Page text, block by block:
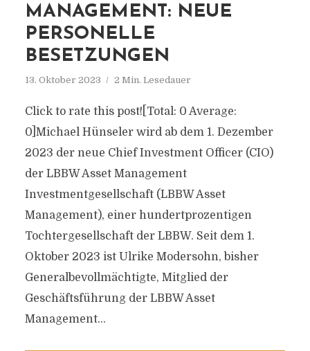
MANAGEMENT: NEUE
PERSONELLE
BESETZUNGEN
13. Oktober 2023 2 Min. Lesedauer
Click to rate this post![Total: 0 Average:
0]Michael Hünseler wird ab dem 1. Dezember
2023 der neue Chief Investment Officer (CIO)
der LBBW Asset Management
Investmentgesellschaft (LBBW Asset
Management), einer hundertprozentigen
Tochtergesellschaft der LBBW. Seit dem 1.
Oktober 2023 ist Ulrike Modersohn, bisher
Generalbevollmächtigte, Mitglied der
Geschäftsführung der LBBW Asset
Management...